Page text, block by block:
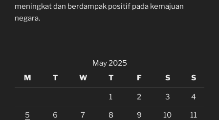
meningkat dan berdampak positif pada kemajuan
negara.
May 2025
M
T W T F S S
1 2 3 4
5 6 7 8 9 10 11